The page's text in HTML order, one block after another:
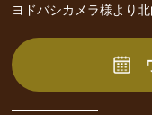
ヨドバシカメラ様より